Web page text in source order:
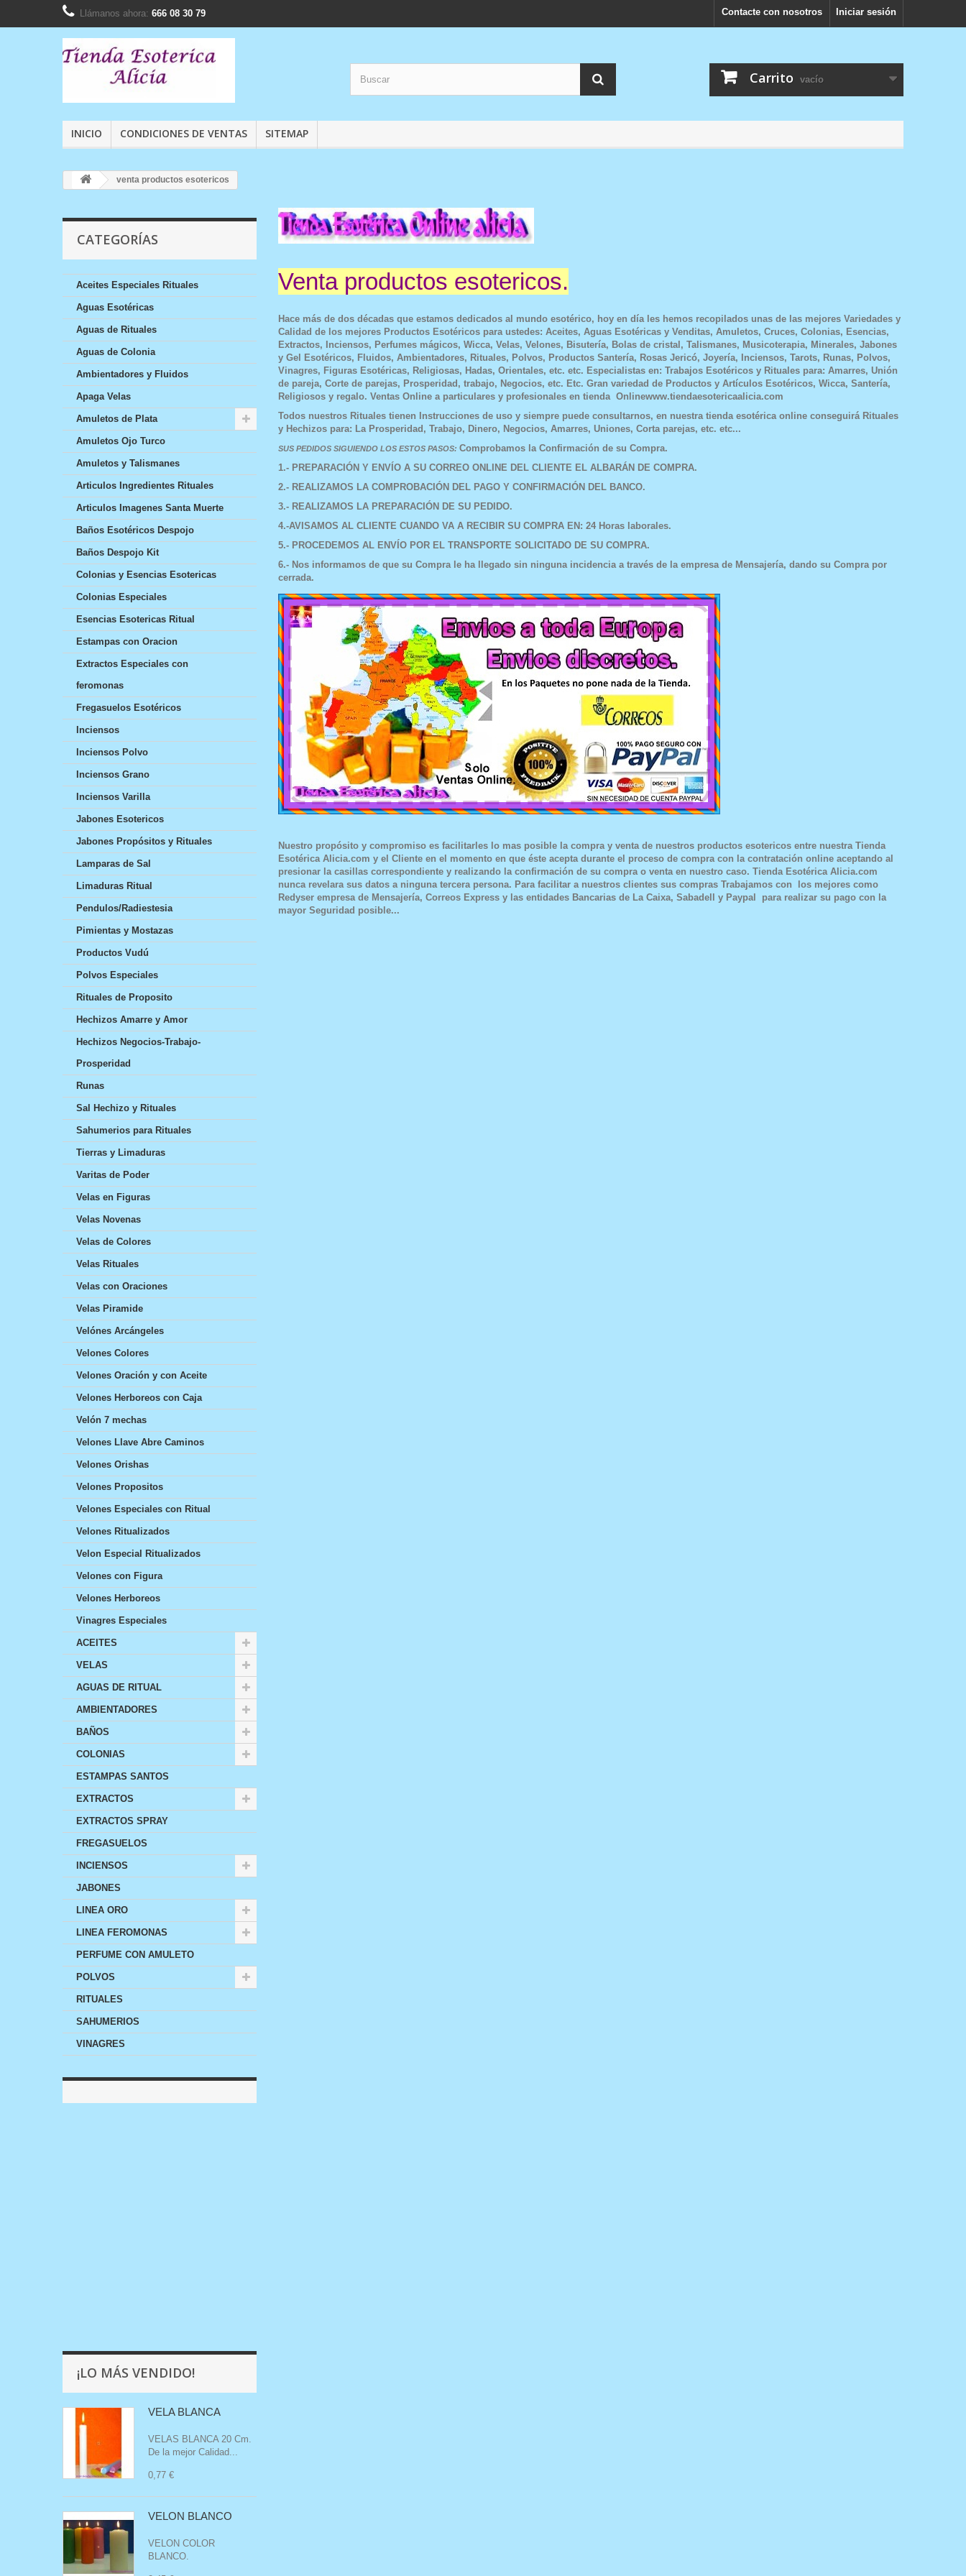
Iniciar sesión
Contacte con nosotros
Llámanos ahora: 666 08 30 79
Carrito vacío
INICIO CONDICIONES DE VENTAS SITEMAP
venta productos esotericos
CATEGORÍAS
Aceites Especiales Rituales
Aguas Esotéricas
Aguas de Rituales
Aguas de Colonia
Ambientadores y Fluidos
Apaga Velas
Amuletos de Plata
Amuletos Ojo Turco
Amuletos y Talismanes
Articulos Ingredientes Rituales
Articulos Imagenes Santa Muerte
Baños Esotéricos Despojo
Baños Despojo Kit
Colonias y Esencias Esotericas
Colonias Especiales
Esencias Esotericas Ritual
Estampas con Oracion
Extractos Especiales con
feromonas
Fregasuelos Esotéricos
Inciensos
Inciensos Polvo
Inciensos Grano
Inciensos Varilla
Jabones Esotericos
Jabones Propósitos y Rituales
Lamparas de Sal
Limaduras Ritual
Pendulos/Radiestesia
Pimientas y Mostazas
Productos Vudú
Polvos Especiales
Rituales de Proposito
Hechizos Amarre y Amor
Hechizos Negocios-Trabajo-
Prosperidad
Runas
Sal Hechizo y Rituales
Sahumerios para Rituales
Tierras y Limaduras
Varitas de Poder
Velas en Figuras
Velas Novenas
Velas de Colores
Velas Rituales
Velas con Oraciones
Velas Piramide
Velónes Arcángeles
Velones Colores
Velones Oración y con Aceite
Velones Herboreos con Caja
Velón 7 mechas
Velones Llave Abre Caminos
Velones Orishas
Velones Propositos
Velones Especiales con Ritual
Velones Ritualizados
Velon Especial Ritualizados
Velones con Figura
Velones Herboreos
Vinagres Especiales
ACEITES
VELAS
AGUAS DE RITUAL
AMBIENTADORES
BAÑOS
COLONIAS
ESTAMPAS SANTOS
EXTRACTOS
EXTRACTOS SPRAY
FREGASUELOS
INCIENSOS
JABONES
LINEA ORO
LINEA FEROMONAS
PERFUME CON AMULETO
POLVOS
RITUALES
SAHUMERIOS
VINAGRES
¡LO MÁS VENDIDO!
VELA BLANCA
VELAS BLANCA 20 Cm.
De la mejor Calidad...
0,77 €
VELON BLANCO
VELON COLOR
BLANCO .
Venta productos esotericos.
Hace más de dos décadas que estamos dedicados al mundo esotérico, hoy en día les hemos recopilados unas de las mejores Variedades y
Calidad de los mejores Productos Esotéricos para ustedes: Aceites, Aguas Esotéricas y Venditas, Amuletos, Cruces, Colonias, Esencias,
Extractos, Inciensos, Perfumes mágicos, Wicca, Velas, Velones, Bisutería, Bolas de cristal, Talismanes, Musicoterapia, Minerales, Jabones
y Gel Esotéricos, Fluidos, Ambientadores, Rituales, Polvos, Productos Santería, Rosas Jericó, Joyería, Inciensos, Tarots, Runas, Polvos,
Vinagres, Figuras Esotéricas, Religiosas, Hadas, Orientales, etc. etc. Especialistas en: Trabajos Esotéricos y Rituales para: Amarres, Unión
de pareja, Corte de parejas, Prosperidad, trabajo, Negocios, etc. Etc. Gran variedad de Productos y Artículos Esotéricos, Wicca, Santería,
Religiosos y regalo. Ventas Online a particulares y profesionales en tienda Onlinewww.tiendaesotericaalicia.com
Todos nuestros Rituales tienen Instrucciones de uso y siempre puede consultarnos, en nuestra tienda esotérica online conseguirá Rituales
y Hechizos para: La Prosperidad, Trabajo, Dinero, Negocios, Amarres, Uniones, Corta parejas, etc. etc...
SUS PEDIDOS SIGUIENDO LOS ESTOS PASOS: Comprobamos la Confirmación de su Compra.
1.- PREPARACIÓN Y ENVÍO A SU CORREO ONLINE DEL CLIENTE EL ALBARÁN DE COMPRA.
2.- REALIZAMOS LA COMPROBACIÓN DEL PAGO Y CONFIRMACIÓN DEL BANCO.
3.- REALIZAMOS LA PREPARACIÓN DE SU PEDIDO.
4.-AVISAMOS AL CLIENTE CUANDO VA A RECIBIR SU COMPRA EN: 24 Horas laborales.
5.- PROCEDEMOS AL ENVÍO POR EL TRANSPORTE SOLICITADO DE SU COMPRA.
6.- Nos informamos de que su Compra le ha llegado sin ninguna incidencia a través de la empresa de Mensajería, dando su Compra por
cerrada.
Nuestro propósito y compromiso es facilitarles lo mas posible la compra y venta de nuestros productos esotericos entre nuestra Tienda
Esotérica Alicia.com y el Cliente en el momento en que éste acepta durante el proceso de compra con la contratación online aceptando al
presionar la casillas correspondiente y realizando la confirmación de su compra o venta en nuestro caso. Tienda Esotérica Alicia.com
nunca revelara sus datos a ninguna tercera persona. Para facilitar a nuestros clientes sus compras Trabajamos con los mejores como
Redyser empresa de Mensajería, Correos Express y las entidades Bancarias de La Caixa, Sabadell y Paypal
para realizar su pago con la
mayor Seguridad posible...